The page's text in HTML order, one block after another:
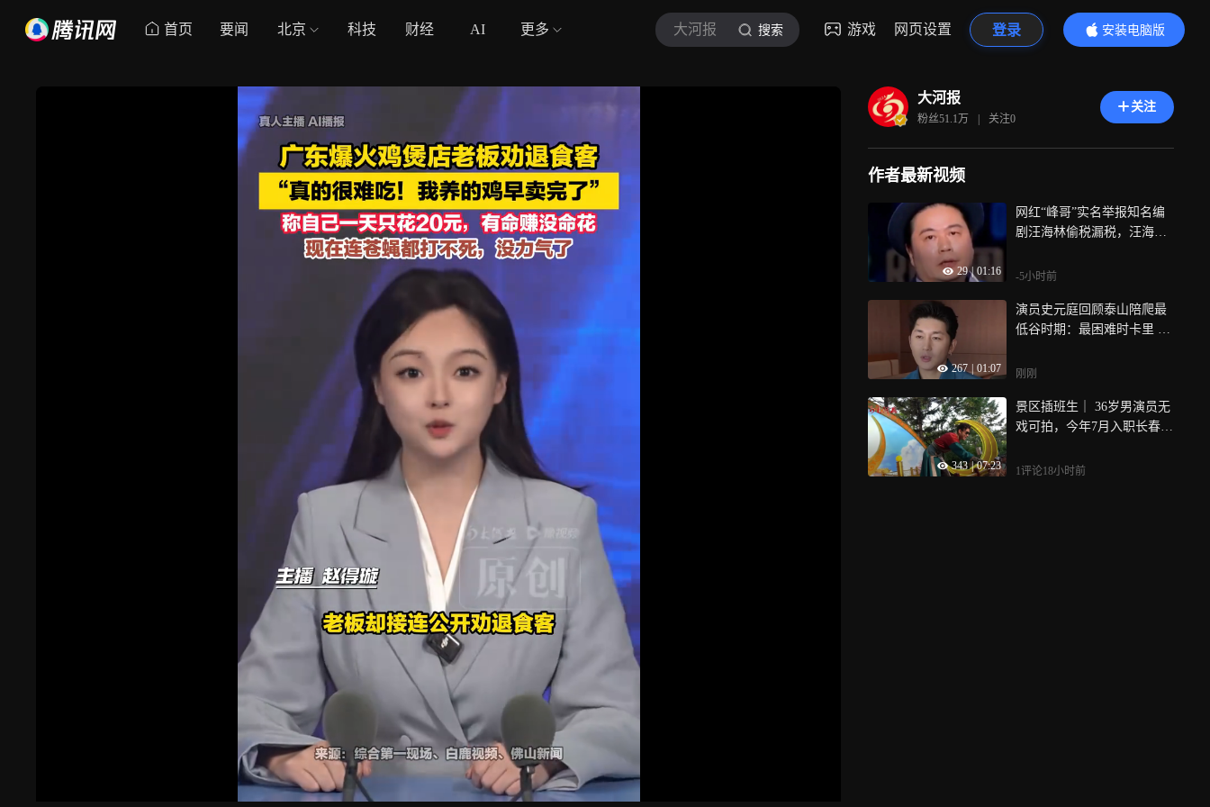
首页 要闻 北京 科技 财经 AI 更多 大河报 搜索 游戏 网页设置 登录
安装电脑版
内容更精彩
大河报
粉丝51.1万 | 关注0
关注
作者最新视频
29 | 01:16
网红“峰哥”实名举报知名编
剧汪海林偷税漏税，汪海林
作，该事件仅处于举报受理
-5小时前
267 01:07
演员史元庭回顾泰山陪爬最
低谷时期：最困难时卡里 只
刚刚
343 | 07:23
景区插班生｜ 36岁男演员无
戏可拍，今年7月入职长春市
C，在景区，他经历过舞台
1评论18小时前